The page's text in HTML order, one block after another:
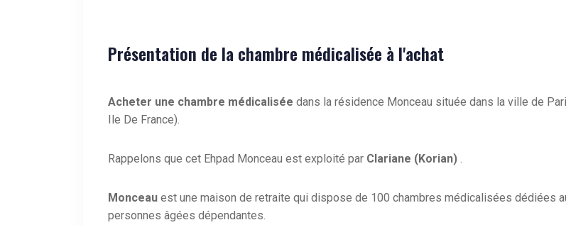
Présentation de la chambre médicalisée à l'achat
Acheter une chambre médicalisée dans la résidence Monceau située dans la ville de
Ile De France).
Rappelons que cet Ehpad Monceau est exploité par Clariane (Korian)
Monceau est une maison de retraite qui dispose de 100 chambres médicalisées dédiées
personnes âgées dépendantes.